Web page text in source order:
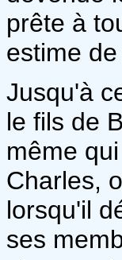
prête à
estime
Jusqu'à
le fils de
même
Charles,
lorsqu'il
ses